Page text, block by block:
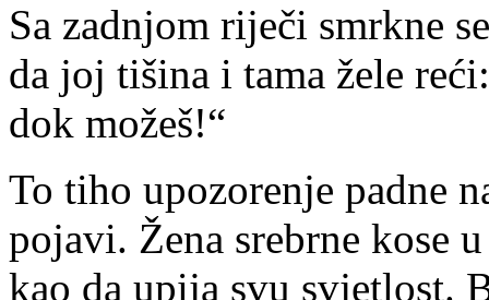
Sa zadnjom riječi smrkne
da joj tišina i tama žele
dok možeš!“
To tiho upozorenje padne
pojavi. Žena srebrne kose
kao da upija svu svjetlost.